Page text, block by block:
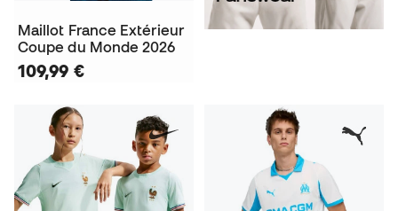
Maillot France Extérieur
Coupe du Monde 2026
109,99 €